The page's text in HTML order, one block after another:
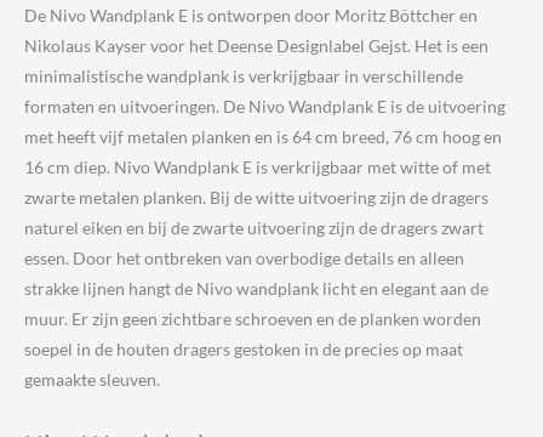
De Nivo Wandplank E is ontworpen door Moritz Böttcher en
Nikolaus Kayser voor het Deense Designlabel Gejst. Het is een
minimalistische wandplank is verkrijgbaar in verschillende
formaten en uitvoeringen. De Nivo Wandplank E is de uitvoering
met heeft vijf metalen planken en is 64 cm breed, 76 cm hoog en
16 cm diep. Nivo Wandplank E is verkrijgbaar met witte of met
zwarte metalen planken. Bij de witte uitvoering zijn de dragers
naturel eiken en bij de zwarte uitvoering zijn de dragers zwart
essen. Door het ontbreken van overbodige details en alleen
strakke lijnen hangt de Nivo wandplank licht en elegant aan de
muur. Er zijn geen zichtbare schroeven en de planken worden
soepel in de houten dragers gestoken in de precies op maat
gemaakte sleuven.